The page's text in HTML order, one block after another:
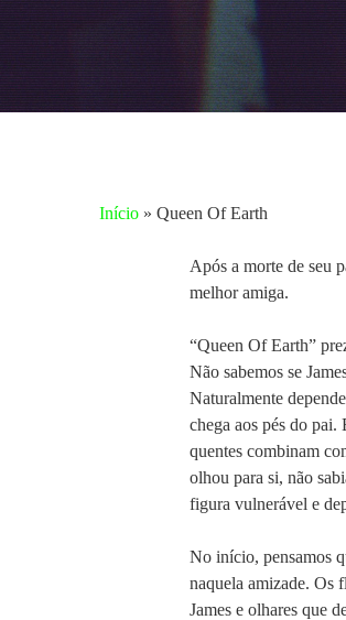
Aperte enter para pesquisar ou
Início » Queen Of Earth
Após a morte de seu
melhor amiga.
“Queen Of Earth”
Não sabemos se
Naturalmente
chega aos pés do pai.
quentes combinam
olhou para si, não
figura vulnerável e
No início, pensamos
naquela amizade. Os
James e olhares que